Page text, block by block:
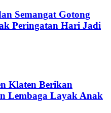
Semangat Gotong
Peringatan Hari Jadi
Klaten Berikan
Lembaga Layak Anak